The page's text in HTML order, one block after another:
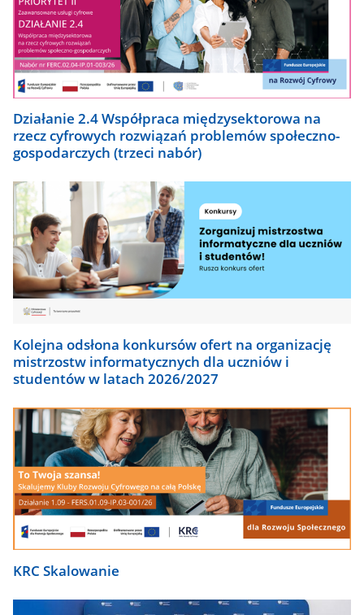
Działanie 2.4 Współpraca międzysektorowa na
rzecz cyfrowych rozwiązań problemów społeczno-
gospodarczych (trzeci nabór)
Kolejna odsłona konkursów ofert na organizację
mistrzostw informatycznych dla uczniów i
studentów w latach 2026/2027
KRC Skalowanie